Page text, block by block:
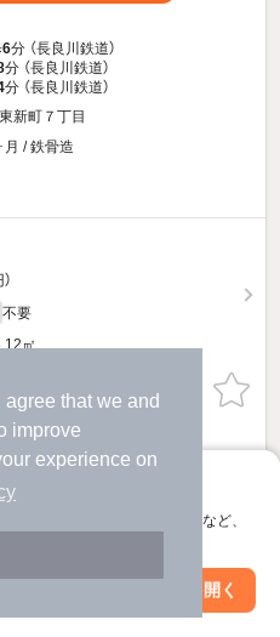
that we and
improve
experience on
サクお部屋探し
マップ検索やお気に入り保存など、
アプリを開く
6分 （長良川鉄道）
分 （長良川鉄道）
分 （長良川鉄道）
新町７丁目
/ 鉄骨造
不要
㎡
せ （無料）
ての部屋を見る
います！
絞り込み条件を変更